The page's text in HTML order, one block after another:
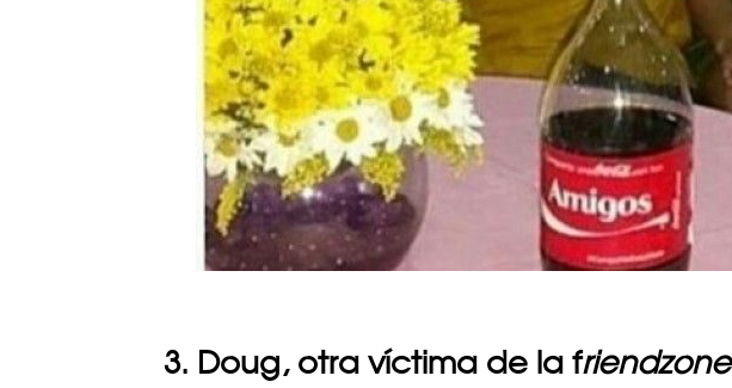
3. Doug, otra víctima de la friendzone